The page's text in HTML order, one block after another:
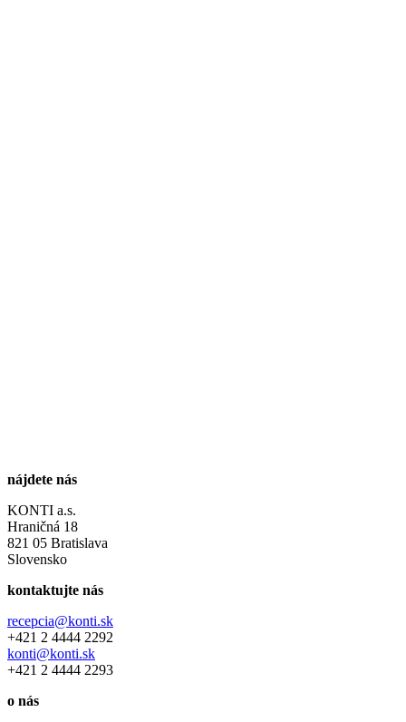
nájdete nás
KONTI a.s.
Hraničná 18
821 05 Bratislava
Slovensko
kontaktujte nás
recepcia@konti.sk
+421 2 4444 2292
konti@konti.sk
+421 2 4444 2293
o nás